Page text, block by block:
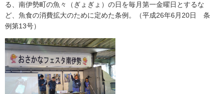
る、南伊勢町の魚々（ぎょぎょ）の日を毎月第一金曜日とするな
ど、魚食の消費拡大のために定めた条例。（平成26年6月20日 条
例第13号）